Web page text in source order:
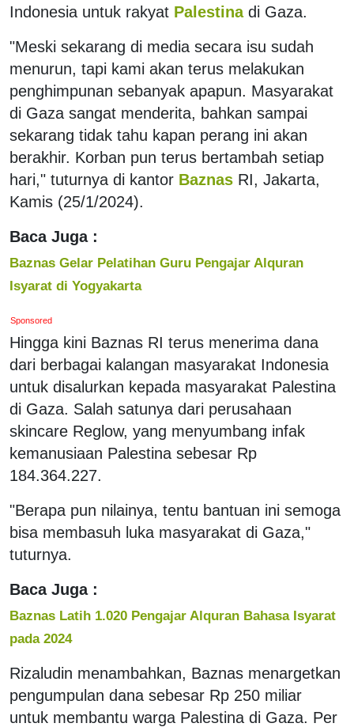
Indonesia untuk rakyat Palestina di Gaza.
"Meski sekarang di media secara isu sudah
menurun, tapi kami akan terus melakukan
penghimpunan sebanyak apapun. Masyarakat
di Gaza sangat menderita, bahkan sampai
sekarang tidak tahu kapan perang ini akan
berakhir. Korban pun terus bertambah setiap
hari," tuturnya di kantor Baznas RI, Jakarta,
Kamis (25/1/2024).
Baca Juga :
Baznas Gelar Pelatihan Guru Pengajar Alquran
Isyarat di Yogyakarta
Sponsored
Hingga kini Baznas RI terus menerima dana
dari berbagai kalangan masyarakat Indonesia
untuk disalurkan kepada masyarakat Palestina
di Gaza. Salah satunya dari perusahaan
skincare Reglow, yang menyumbang infak
kemanusiaan Palestina sebesar Rp
184.364.227.
"Berapa pun nilainya, tentu bantuan ini semoga
bisa membasuh luka masyarakat di Gaza,"
tuturnya.
Baca Juga :
Baznas Latih 1.020 Pengajar Alquran Bahasa Isyarat
pada 2024
Rizaludin menambahkan, Baznas menargetkan
pengumpulan dana sebesar Rp 250 miliar
untuk membantu warga Palestina di Gaza. Per